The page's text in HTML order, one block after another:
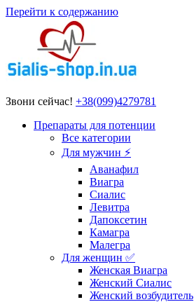
Перейти к содержанию
Звони сейчас! +38(099)4279781
Препараты для потенции
Все категории
Для мужчин ⚡
Аванафил
Виагра
Сиалис
Левитра
Дапоксетин
Камагра
Малегра
Для женщин ✅
Женская Виагра
Женский Сиалис
Женский возбудитель